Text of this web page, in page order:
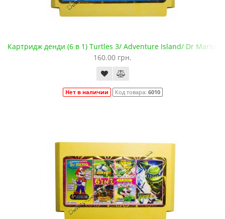
Картридж денди (6 в 1) Turtles 3/ Adventure Island/ Dr Mario/
160.00 грн.
Нет в наличии Код товара: 6010